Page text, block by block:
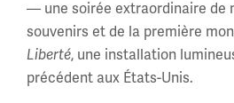
— une soirée extraordinaire de
souvenirs et de la première
Liberté, une installation
précédent aux États-Unis.